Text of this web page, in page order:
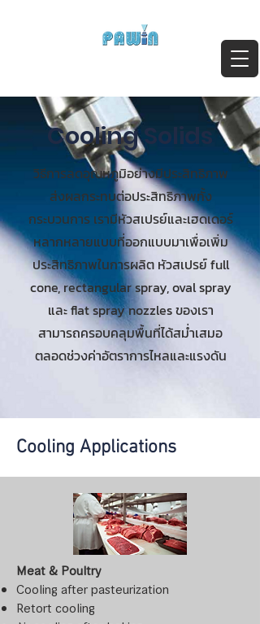
Cooling Solids
วิธีการลดอุณหภูมิอย่างมีประสิทธิภาพ
ส่งผลกระทบต่อประสิทธิภาพทั้ง
กระบวนการ เรามีหัวสเปรย์และเฮดเดอร์
หลากหลายแบบที่ออกแบบมาเพื่อเพิ่ม
ประสิทธิภาพในการผลิต หัวสเปรย์ full
cone, rectangular spray, oval spray
และ flat spray nozzles ของเรา
สามารถครอบคลุมพื้นที่ได้สม่ำเสมอ
ตลอดช่วงค่าอัตราการไหลและแรงดัน
Cooling Applications
Meat & Poultry
Cooling after pasteurization
Retort cooling